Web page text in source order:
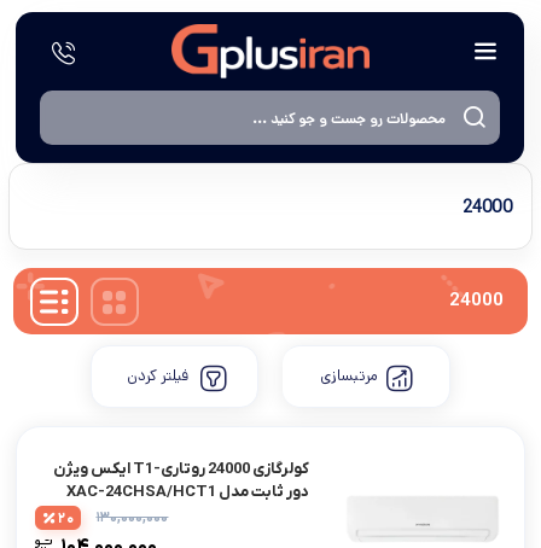
24000
24000
مرتبسازی فیلتر کردن
کولرگازی 24000 روتاری-T1 ایکس ویژن
دور ثابت مدل XAC-24CHSA/HCT1
۱۳۰,۰۰۰,۰۰۰ 20